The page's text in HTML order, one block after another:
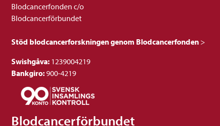
Blodcancerfonden c/o
Blodcancerförbundet
Stöd blodcancerforskningen genom Blodcancerfonden >
Swishgåva: 1239004219
Bankgiro:900-4219
Blodcancerförbundet